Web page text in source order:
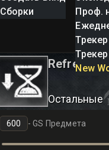
Сборки
Проф.
New
Refreshing
Остальные
-GS Предмета